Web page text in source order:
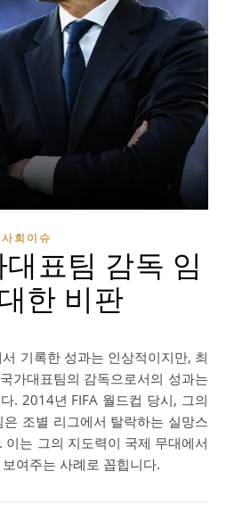
사회이슈
표팀 감독 임
한 비판
기록한 성과는 인상적이지만, 최
가대표팀의 감독으로서의 성과는
. 2014년 FIFA 월드컵 당시, 그의
조별 리그에서 탈락하는 실망스
는 그의 지도력이 국제 무대에서
여주는 사례로 꼽힙니다​.